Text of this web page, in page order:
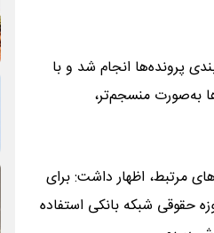
پرونده‌ها انجام شد و با
به‌صورت منسجم‌تر،
مرتبط، اظهار داشت: برای
حقوقی شبکه بانکی استفاده